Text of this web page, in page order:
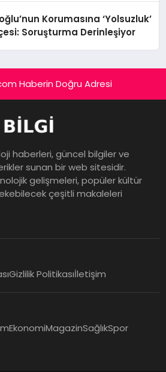
Korumasına ‘Yolsuzluk’
Soruşturma Derinleşiyor
Haberin Doğru Adresi
haberleri, güncel bilgiler ve
sunan bir web sitesidir.
gelişmeleri, popüler kültür
çeşitli makaleleri
Gizlilik Politikasıİletişim
EkonomiMagazinSağlıkSpor